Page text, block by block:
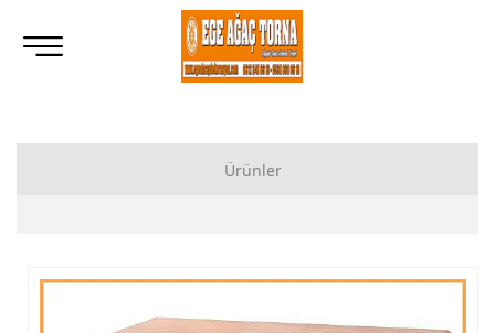
Ürünler
Tornalı Ahşap Ayak, Ahşap Topuz Ayak İmalatı, Modelleri